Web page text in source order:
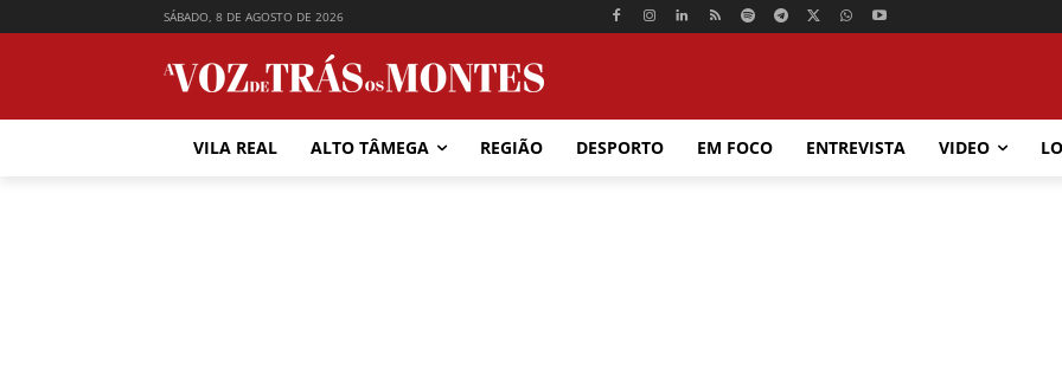
SÁBADO, 8 DE AGOSTO DE 2026
VILA REAL ALTO TÂMEGA REGIÃO DESPORTO EM FOCO ENTREVISTA VIDEO